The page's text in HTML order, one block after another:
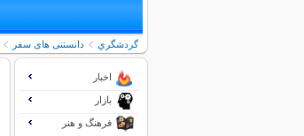
گردشگري دانستنی های سفر
اخبار
بازار
فرهنگ و هنر